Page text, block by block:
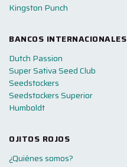
Kingston Punch
BANCOS INTERNACIONALES
Dutch Passion
Super Sativa Seed Club
Seedstockers
Seedstockers Superior
Humboldt
OJITOS ROJOS
¿Quiénes somos?